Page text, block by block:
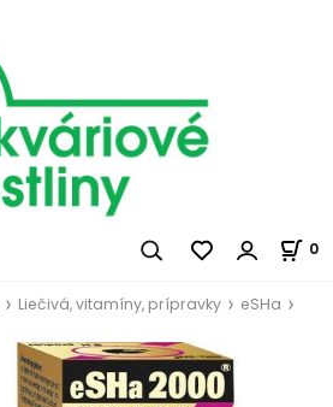
0
Liečivá, vitamíny, prípravky eSHa